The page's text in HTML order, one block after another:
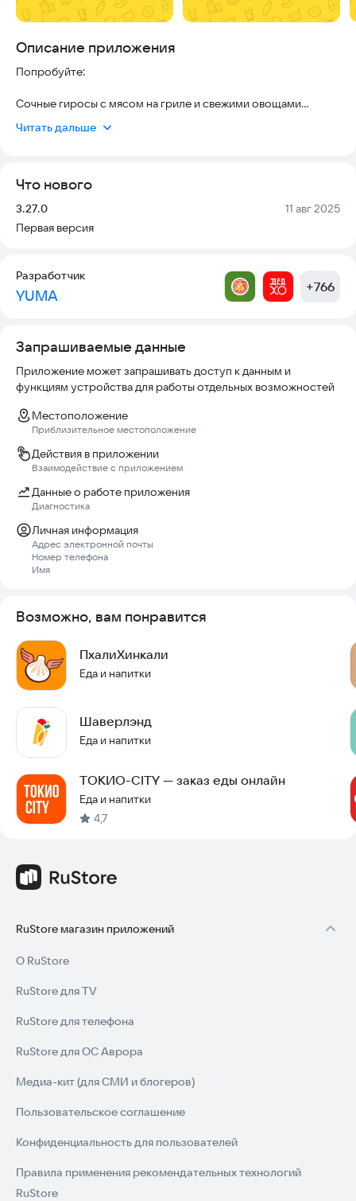
Описание приложения
Попробуйте:
Сочные гиросы с мясом на гриле и свежими овощами
Аутентичные вкусы по традиционным рецептам
✔ Готовим с душой, как в греческих тавернах
✔ Используем только свежие ингредиенты
Закажите сейчас и отправьтесь в гастрономическое
путешествие!
Читать дальше
Что нового
Версия:
3.27.0 Дата:
11 авг 2025
Первая версия
Разработчик
YUMA +766
Запрашиваемые данные
Приложение может запрашивать доступ к данным и
функциям устройства для работы отдельных возможностей
Местоположение
Приблизительное местоположение
Действия в приложении
Взаимодействие с приложением
Данные о работе приложения
Диагностика
Личная информация
Адрес электронной почты
Номер телефона
Имя
Возможно, вам понравится
ПхалиХинкали
Еда и напитки
Шаверлэнд
Еда и напитки
ТОКИО-CITY — заказ еды онлайн
Еда и напитки
4,7
RuStore магазин приложений
О RuStore
RuStore для TV
RuStore для телефона
RuStore для ОС Аврора
Медиа-кит (для СМИ и блогеров)
Пользовательское соглашение
Конфиденциальность для пользователей
Правила применения рекомендательных технологий
RuStore